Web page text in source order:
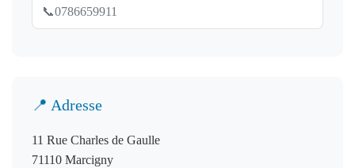
📞0786659911
📍 Adresse
11 Rue Charles de Gaulle
71110 Marcigny